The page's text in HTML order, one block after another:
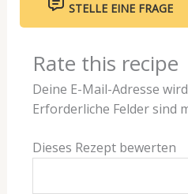
STELLE EINE FRAGE
Rate this recipe
Deine E-Mail-Adresse
Erforderliche Felder sind
Dieses Rezept bewerten